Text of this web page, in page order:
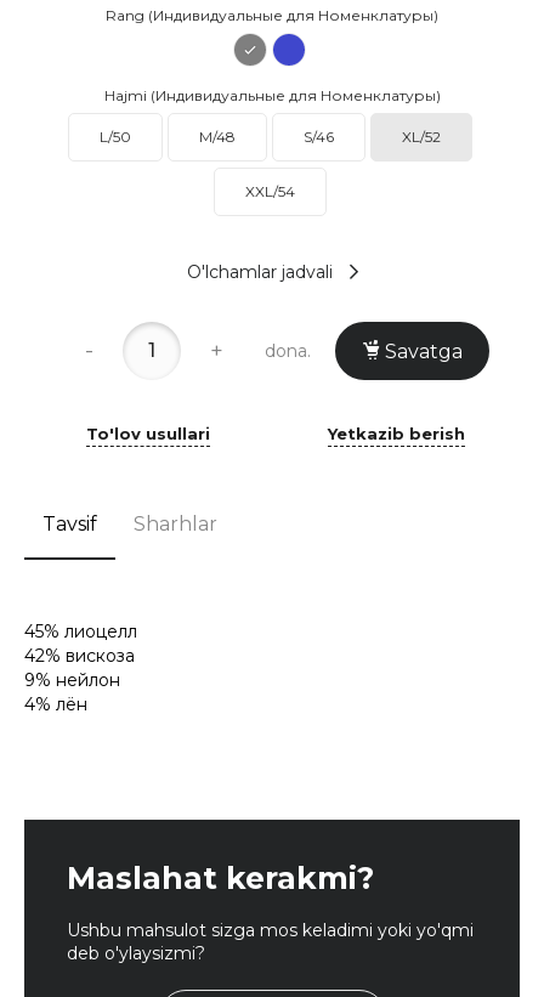
Rang (Индивидуальные для Номенклатуры)
Hajmi (Индивидуальные для Номенклатуры)
L/50 M/48 S/46 XL/52
XXL/54
O'lchamlar jadvali
- + dona. Savatga
To'lov usullari Yetkazib berish
Tavsif Sharhlar
45% лиоцелл
42% вискоза
9% нейлон
4% лён
Maslahat kerakmi?
Ushbu mahsulot sizga mos keladimi yoki yo'qmi
deb o'ylaysizmi?